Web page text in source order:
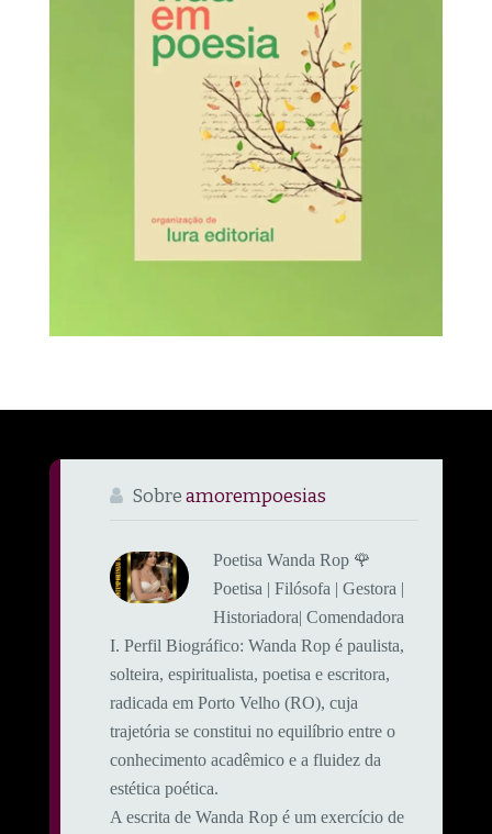
Sobre amorempoesias
Poetisa Wanda Rop 🌹
Poetisa | Filósofa | Gestora |
Historiadora| Comendadora
​I. Perfil Biográfico: ​Wanda Rop é paulista,
solteira, espiritualista, poetisa e escritora,
radicada em Porto Velho (RO), cuja
trajetória se constitui no equilíbrio entre o
conhecimento acadêmico e a fluidez da
estética poética.
A escrita de Wanda Rop é um exercício de